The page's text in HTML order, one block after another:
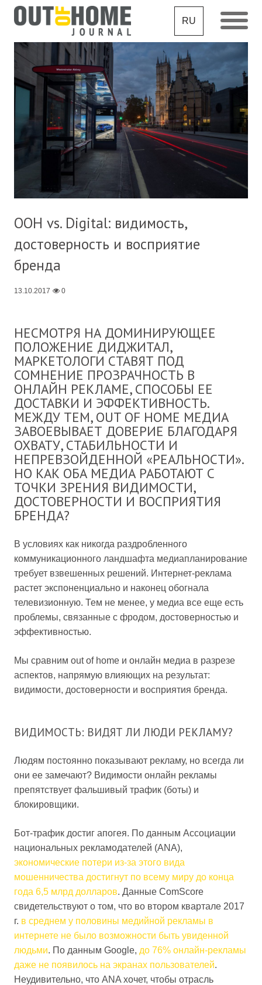
RU
OOH vs. Digital: видимость,
достоверность и восприятие
бренда
13.10.2017 0
НЕСМОТРЯ НА ДОМИНИРУЮЩЕЕ
ПОЛОЖЕНИЕ ДИДЖИТАЛ,
МАРКЕТОЛОГИ СТАВЯТ ПОД
СОМНЕНИЕ ПРОЗРАЧНОСТЬ В
ОНЛАЙН РЕКЛАМЕ, СПОСОБЫ ЕЕ
ДОСТАВКИ И ЭФФЕКТИВНОСТЬ.
МЕЖДУ ТЕМ, OUT OF HOME МЕДИА
ЗАВОЕВЫВАЕТ ДОВЕРИЕ БЛАГОДАРЯ
ОХВАТУ, СТАБИЛЬНОСТИ И
НЕПРЕВЗОЙДЕННОЙ «РЕАЛЬНОСТИ».
НО КАК ОБА МЕДИА РАБОТАЮТ С
ТОЧКИ ЗРЕНИЯ ВИДИМОСТИ,
ДОСТОВЕРНОСТИ И ВОСПРИЯТИЯ
БРЕНДА?
В условиях как никогда раздробленного
коммуникационного ландшафта медиапланирование
требует взвешенных решений. Интернет-реклама
растет экспоненциально и наконец обогнала
телевизионную. Тем не менее, у медиа все еще есть
проблемы, связанные с фродом, достоверностью и
эффективностью.
Мы сравним out of home и онлайн медиа в разрезе
аспектов, напрямую влияющих на результат:
видимости, достоверности и восприятия бренда.
ВИДИМОСТЬ: ВИДЯТ ЛИ ЛЮДИ РЕКЛАМУ?
Людям постоянно показывают рекламу, но всегда ли
они ее замечают? Видимости онлайн рекламы
препятствует фальшивый трафик (боты) и
блокировщики.
Бот-трафик достиг апогея. По данным Ассоциации
национальных рекламодателей (ANA),
экономические потери из-за этого вида
мошенничества достигнут по всему миру до конца
года 6,5 млрд долларов. Данные ComScore
свидетельствуют о том, что во втором квартале 2017
г. в среднем у половины медийной рекламы в
интернете не было возможности быть увиденной
людьми. По данным Google, до 76% онлайн-рекламы
даже не появилось на экранах пользователей.
Неудивительно, что ANA хочет, чтобы отрасль